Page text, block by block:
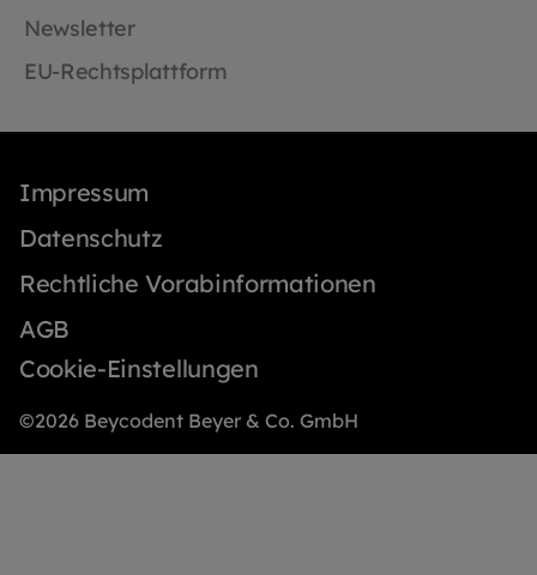
Newsletter
EU-Rechtsplattform
Impressum
Datenschutz
Rechtliche Vorabinformationen
AGB
Cookie-Einstellungen
©2026 Beycodent Beyer & Co. GmbH